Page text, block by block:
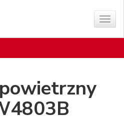
Show
menu